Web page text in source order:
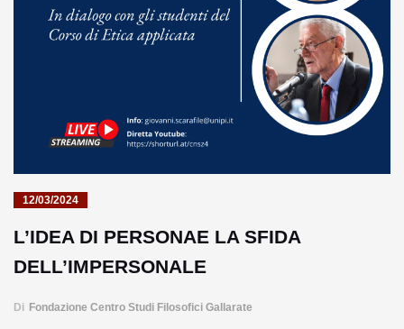
12/03/2024
L’IDEA DI PERSONAE LA SFIDA
DELL’IMPERSONALE
Di Fondazione Centro Studi Filosofici Gallarate